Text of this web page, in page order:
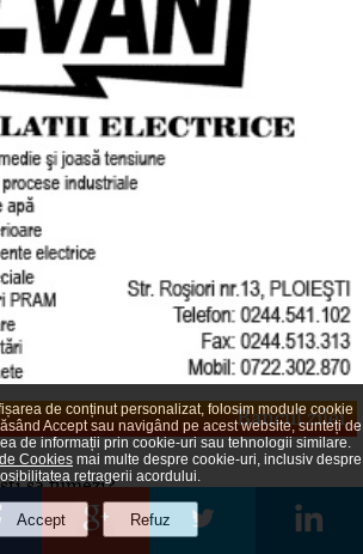
Bancul zilei
să fumezi?
şi aşa…
şi aşa”?
de conținut personalizat, folosim module cookie
Accept sau navigând pe acest website, sunteți de
de informații prin cookie-uri sau tehnologii similare.
Cookies mai multe despre cookie-uri, inclusiv despre
retragerii acordului.